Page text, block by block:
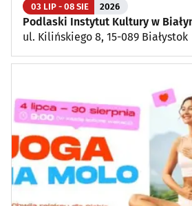
03 LIP - 08 SIE 2026
Podlaski Instytut Kultury w
ul. Kilińskiego 8, 15-089 Białystok